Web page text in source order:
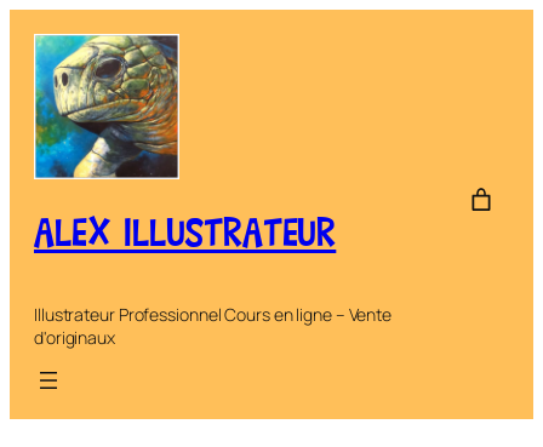
contenu
ALEX ILLUSTRATEUR
Illustrateur Professionnel Cours en ligne – Vente
d'originaux